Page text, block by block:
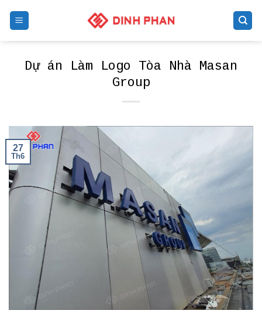
Dự án Làm Logo Tòa Nhà Masan
Group
27
Th6